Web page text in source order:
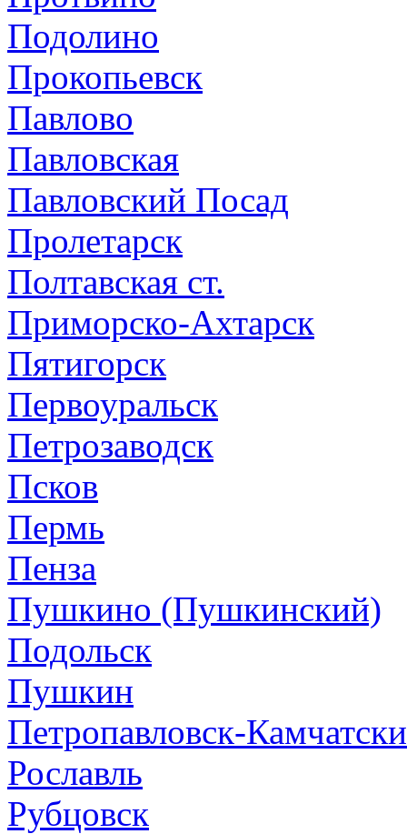
Подолино
Прокопьевск
Павлово
Павловская
Павловский Посад
Пролетарск
Полтавская ст.
Приморско-Ахтарск
Пятигорск
Первоуральск
Петрозаводск
Псков
Пермь
Пенза
Пушкино (Пушкинский)
Подольск
Пушкин
Петропавловск-
Рославль
Рубцовск